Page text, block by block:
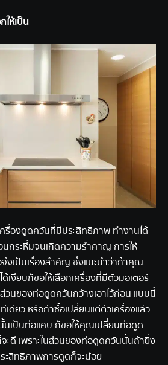
ให้เป็น
รื่องดูดควันที่มีประสิทธิภาพ ทำงานได้
นกระหึ่มจนเกิดความรำคาญ การให้
จึงเป็นเรื่องสำคัญ ซึ่งแนะนำว่าถ้าคุณ
เงียบก็ขอให้เลือกเครื่องที่มีตัวมอเตอร์
วนของท่อดูดควันกว้างเอาไว้ก่อน แบบนี้
เดียว หรือถ้าซื้อเปลี่ยนแต่ตัวเครื่องแล้ว
เป็นท่อแคบ ก็ขอให้คุณเปลี่ยนท่อดูด
ะดี เพราะในส่วนของท่อดูดควันนั้นถ้ายิ่ง
ะสิทธิภาพการดูดก็จะน้อย